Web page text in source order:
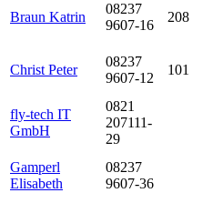
Braun Katrin
08237
9607-16
208
Christ Peter
08237
9607-12
101
fly-tech IT
GmbH
0821
207111-
29
Gamperl
Elisabeth
08237
9607-36